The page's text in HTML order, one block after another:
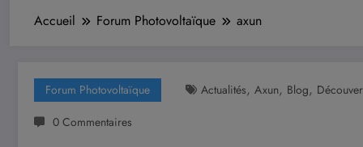
Accueil Forum Photovoltaïque axun
Forum Photovoltaïque Actualités, Axun, Blog,
0 Commentaires